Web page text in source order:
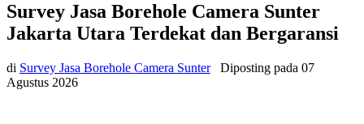
Survey Jasa Borehole Camera Sunter
Jakarta Utara Terdekat dan Bergaransi
di Survey Jasa Borehole Camera Sunter Diposting pada 07
Agustus 2026